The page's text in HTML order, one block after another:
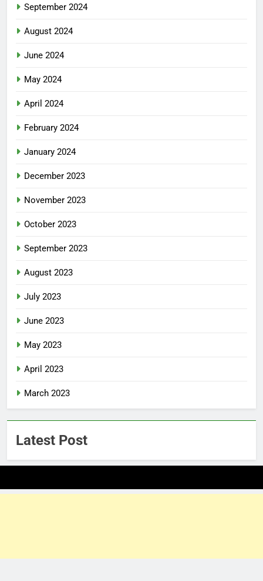
September 2024
August 2024
June 2024
May 2024
April 2024
February 2024
January 2024
December 2023
November 2023
October 2023
September 2023
August 2023
July 2023
June 2023
May 2023
April 2023
March 2023
Latest Post